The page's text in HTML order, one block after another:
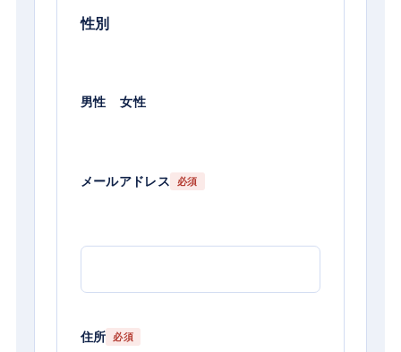
性別
男性 女性
メールアドレス 必須
住所 必須